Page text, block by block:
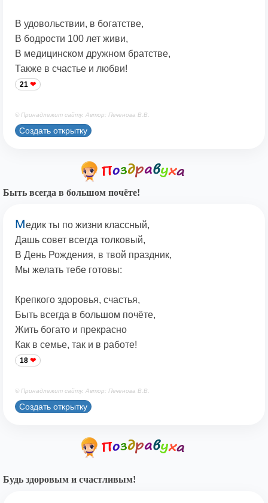
В удовольствии, в богатстве,
В бодрости 100 лет живи,
В медицинском дружном братстве,
Также в счастье и любви!
21
© Принадлежит сайту. Автор: Печенова В.В.
Создать открытку
Быть всегда в большом почёте!
Медик ты по жизни классный,
Дашь совет всегда толковый,
В День Рождения, в твой праздник,
Мы желать тебе готовы:
Крепкого здоровья, счастья,
Быть всегда в большом почёте,
Жить богато и прекрасно
Как в семье, так и в работе!
18
© Принадлежит сайту. Автор: Печенова В.В.
Создать открытку
Будь здоровым и счастливым!